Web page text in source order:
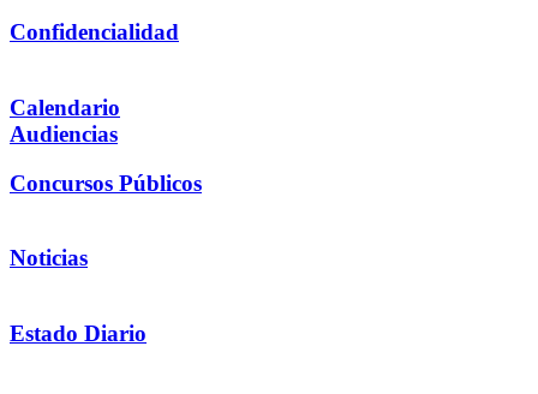
Confidencialidad
Calendario
Audiencias
Concursos Públicos
Noticias
Estado Diario